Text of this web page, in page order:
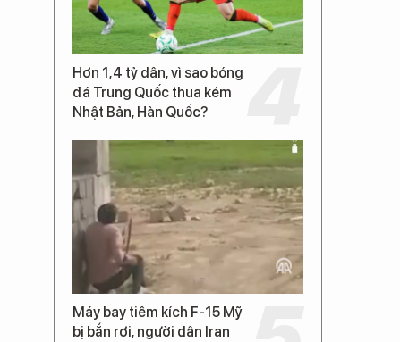
Hơn 1,4 tỷ dân, vì sao bóng
đá Trung Quốc thua kém
Nhật Bản, Hàn Quốc?
Máy bay tiêm kích F-15 Mỹ
bị bắn rơi, người dân Iran